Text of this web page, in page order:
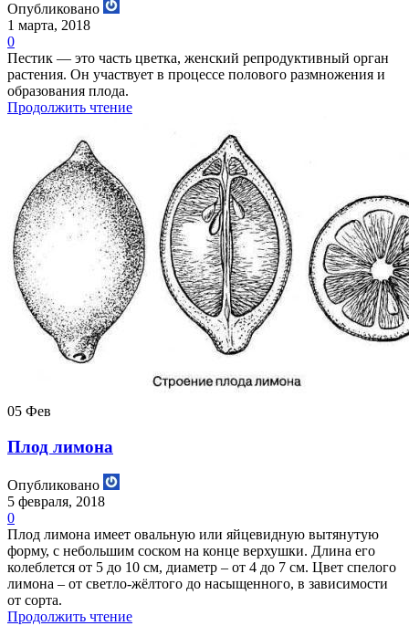
Опубликовано
1 марта, 2018
0
Пестик — это часть цветка, женский репродуктивный орган
растения. Он участвует в процессе полового размножения и
образования плода.
Продолжить чтение
05 Фев
Плод лимона
Опубликовано
5 февраля, 2018
0
Плод лимона имеет овальную или яйцевидную вытянутую
форму, с небольшим соском на конце верхушки. Длина его
колеблется от 5 до 10 см, диаметр – от 4 до 7 см. Цвет спелого
лимона – от светло-жёлтого до насыщенного, в зависимости
от сорта.
Продолжить чтение